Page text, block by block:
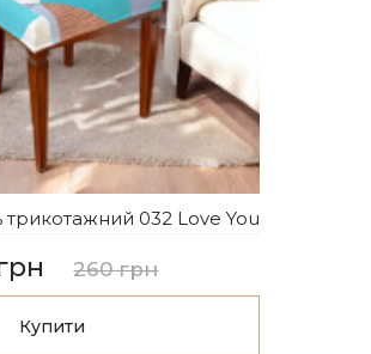
трикотажний 032 Love You
260 грн
Купити